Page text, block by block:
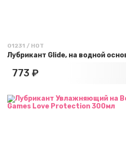
01231 / HOT
Лубрикант Glide, на водной
773 ₽